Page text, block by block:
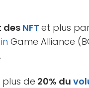
des NFT et plus
Game Alliance
de 20% du